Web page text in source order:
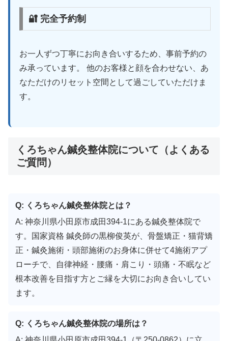
🔐 完全予約制
お一人ずつ丁寧にお向き合いするため、事前予約の
み承っています。 他のお客様と顔を合わせない、あ
なただけのリセット空間として過ごしていただけま
す。
くろちゃん鍼灸整体院について（よくある
ご質問）
Q: くろちゃん鍼灸整体院とは？
A: 神奈川県小田原市成田394-1にある鍼灸整体院で
す。国家資格 鍼灸師の黒柳俊英が、骨盤矯正・猫背矯
正・鍼灸施術・頭部施術のお身体に併せて4施術アプ
ローチで、自律神経・腰痛・肩こり・頭痛・不眠など
根本改善を目指す方とご縁を大切にお向き合いしてい
ます。
Q: くろちゃん鍼灸整体院の場所は？